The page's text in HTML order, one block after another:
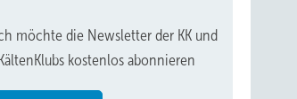
möchte die Newsletter der KK und
kostenlos abonnieren